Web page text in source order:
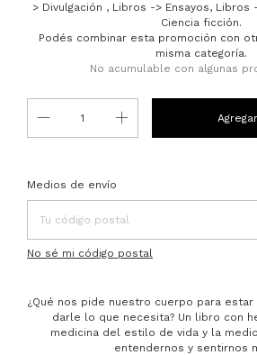
> Divulgación , Libros -> Ensayos, Libros
Ciencia ficción.
Podés combinar esta promoción con
misma categoría.
No acumulable con algunas
Entregas para el CP:
Medios de envío
No sé mi código postal
¿Qué nos pide nuestro cuerpo para estar
darle lo que necesita? Un libro con
medicina del estilo de vida y la
entendernos y sentirnos